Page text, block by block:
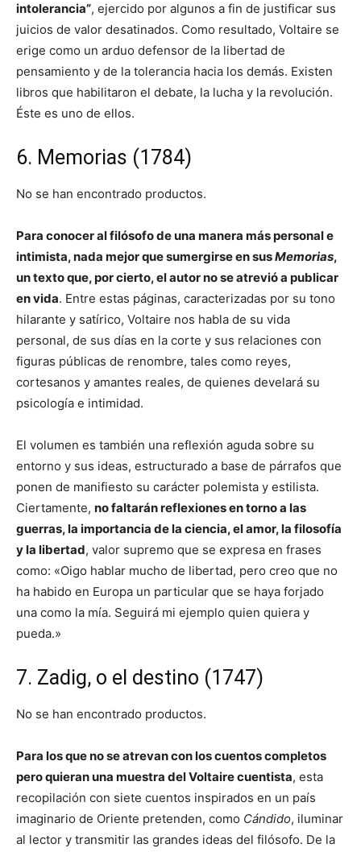
intolerancia”, ejercido por algunos a fin de justificar sus
juicios de valor desatinados. Como resultado, Voltaire se
erige como un arduo defensor de la libertad de
pensamiento y de la tolerancia hacia los demás. Existen
libros que habilitaron el debate, la lucha y la revolución.
Éste es uno de ellos.
6. Memorias (1784)
No se han encontrado productos.
Para conocer al filósofo de una manera más personal e
intimista, nada mejor que sumergirse en susMemorias,
un texto que, por cierto, el autor no se atrevió a publicar
en vida. Entre estas páginas, caracterizadas por su tono
hilarante y satírico, Voltaire nos habla de su vida
personal, de sus días en la corte y sus relaciones con
figuras públicas de renombre, tales como reyes,
cortesanos y amantes reales, de quienes develará su
psicología e intimidad.
El volumen es también una reflexión aguda sobre su
entorno y sus ideas, estructurado a base de párrafos que
ponen de manifiesto su carácter polemista y estilista.
Ciertamente, no faltarán reflexiones en torno a las
guerras, la importancia de la ciencia, el amor, la filosofía
y la libertad, valor supremo que se expresa en frases
como: «Oigo hablar mucho de libertad, pero creo que no
ha habido en Europa un particular que se haya forjado
una como la mía. Seguirá mi ejemplo quien quiera y
pueda.»
7. Zadig, o el destino (1747)
No se han encontrado productos.
Para los que no se atrevan con los cuentos completos
pero quieran una muestra del Voltaire cuentista, esta
recopilación con siete cuentos inspirados en un país
imaginario de Oriente pretenden, como Cándido, iluminar
al lector y transmitir las grandes ideas del filósofo. De la